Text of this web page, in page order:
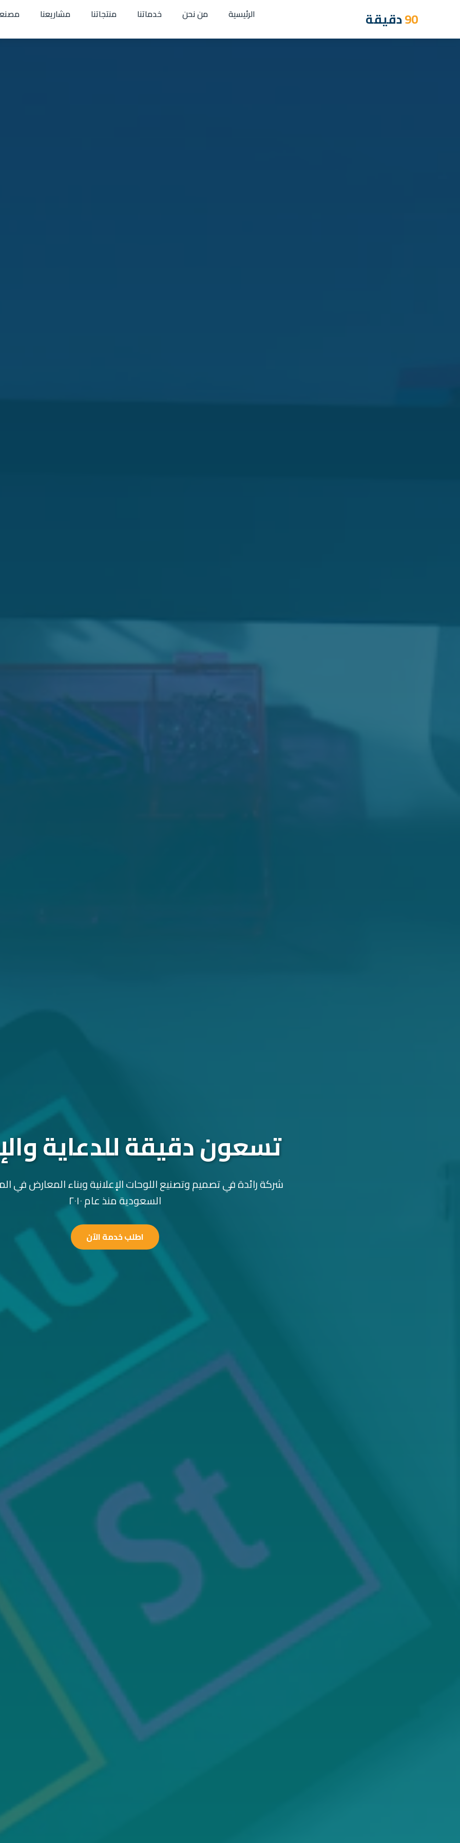
90دقيقة الرئيسية من نحن خدماتنا منتجاتنا مشاريعنا
تسعون دقيقة للدعاية
شركة رائدة في تصميم وتصنيع اللوحات الإعلانية وبناء المعارض في
السعودية منذ عام ٢٠١٠
اطلب خدمة الآن